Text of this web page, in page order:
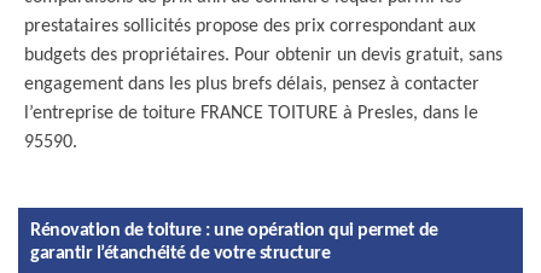
prestataires sollicités propose des prix correspondant aux
budgets des propriétaires. Pour obtenir un devis gratuit, sans
engagement dans les plus brefs délais, pensez à contacter
l’entreprise de toiture FRANCE TOITURE à Presles, dans le
95590.
Rénovation de toiture : une opération qui permet de
garantir l’étanchéité de votre structure